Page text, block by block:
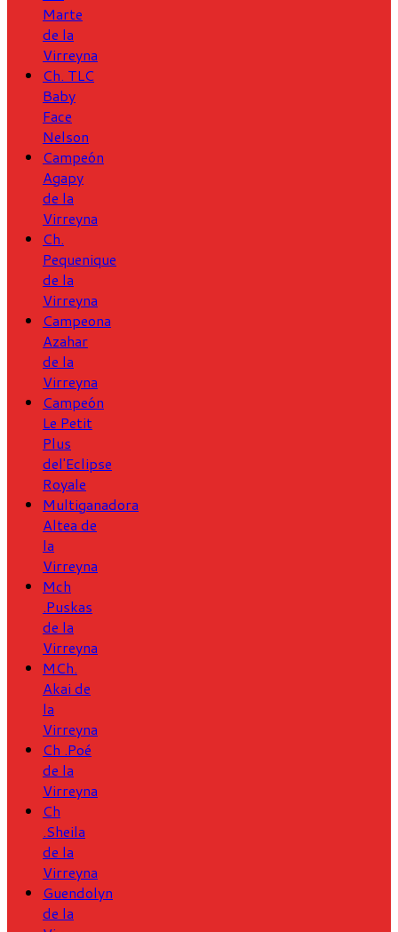
Marte
de la
Virreyna
Ch. TLC
Baby
Face
Nelson
Campeón
Agapy
de la
Virreyna
Ch.
Pequenique
de la
Virreyna
Campeona
Azahar
de la
Virreyna
Campeón
Le Petit
Plus
del'Eclipse
Royale
Multiganadora
Altea de
la
Virreyna
Mch
.Puskas
de la
Virreyna
MCh.
Akai de
la
Virreyna
Ch .Poé
de la
Virreyna
Ch
.Sheila
de la
Virreyna
Guendolyn
de la